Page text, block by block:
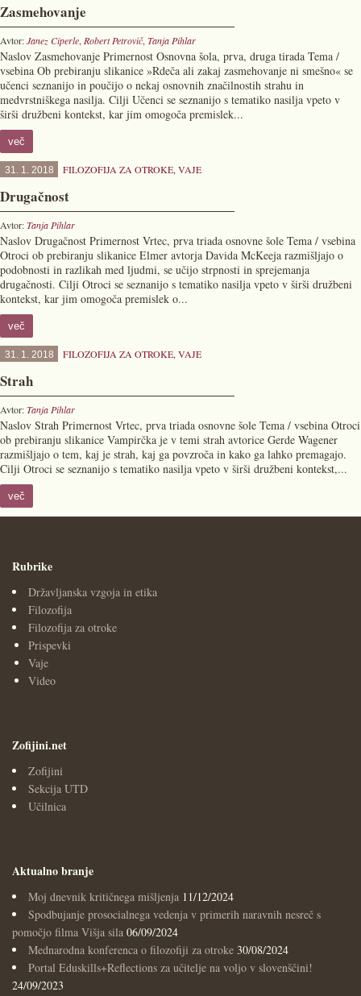
Zasmehovanje
Avtor:Janez Ciperle, Robert Petrovič, Tanja Pihlar
Naslov Zasmehovanje Primernost Osnovna šola, prva, druga tirada Tema /
vsebina Ob prebiranju slikanice »Rdeča ali zakaj zasmehovanje ni smešno« se
učenci seznanijo in poučijo o nekaj osnovnih značilnostih strahu in
medvrstniškega nasilja. Cilji Učenci se seznanijo s tematiko nasilja vpeto v
širši družbeni kontekst, kar jim omogoča premislek...
več
31. 1. 2018 FILOZOFIJA ZA OTROKE, VAJE
Drugačnost
Avtor:Tanja Pihlar
Naslov Drugačnost Primernost Vrtec, prva triada osnovne šole Tema / vsebina
Otroci ob prebiranju slikanice Elmer avtorja Davida McKeeja razmišljajo o
podobnosti in razlikah med ljudmi, se učijo strpnosti in sprejemanja
drugačnosti. Cilji Otroci se seznanijo s tematiko nasilja vpeto v širši družbeni
kontekst, kar jim omogoča premislek o...
več
31. 1. 2018 FILOZOFIJA ZA OTROKE, VAJE
Strah
Avtor:Tanja Pihlar
Naslov Strah Primernost Vrtec, prva triada osnovne šole Tema / vsebina Otroci
ob prebiranju slikanice Vampirčka je v temi strah avtorice Gerde Wagener
razmišljajo o tem, kaj je strah, kaj ga povzroča in kako ga lahko premagajo.
Cilji Otroci se seznanijo s tematiko nasilja vpeto v širši družbeni kontekst,...
več
Rubrike
Državljanska vzgoja in etika
Filozofija
Filozofija za otroke
Prispevki
Vaje
Video
Zofijini.net
Zofijini
Sekcija UTD
Učilnica
Aktualno branje
Moj dnevnik kritičnega mišljenja 11/12/2024
Spodbujanje prosocialnega vedenja v primerih naravnih nesreč s
pomočjo filma Višja sila 06/09/2024
Mednarodna konferenca o filozofiji za otroke 30/08/2024
Portal Eduskills+Reflections za učitelje na voljo v slovenščini!
24/09/2023